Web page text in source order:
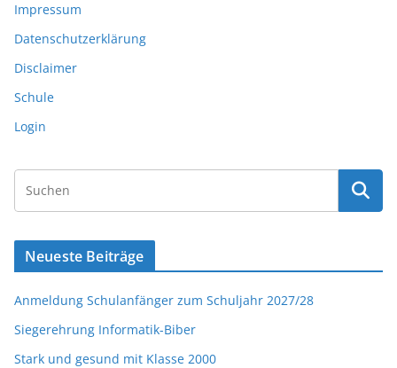
Impressum
Datenschutzerklärung
Disclaimer
Schule
Login
Neueste Beiträge
Anmeldung Schulanfänger zum Schuljahr 2027/28
Siegerehrung Informatik-Biber
Stark und gesund mit Klasse 2000